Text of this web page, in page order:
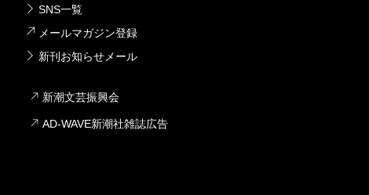
SNS一覧
メールマガジン登録
新刊お知らせメール
新潮文芸振興会
AD-WAVE新潮社雑誌広告